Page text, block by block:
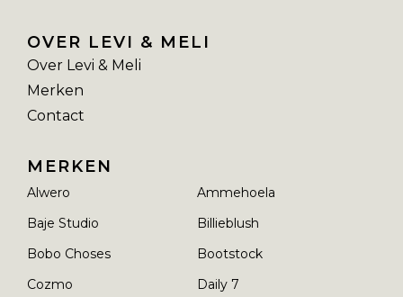
OVER LEVI & MELI
Over Levi & Meli
Merken
Contact
MERKEN
Alwero
Ammehoela
Baje Studio
Billieblush
Bobo Choses
Bootstock
Cozmo
Daily 7